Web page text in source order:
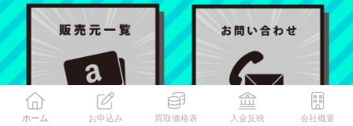
ホーム お申込み 買取価格表 入金反映 会社概要